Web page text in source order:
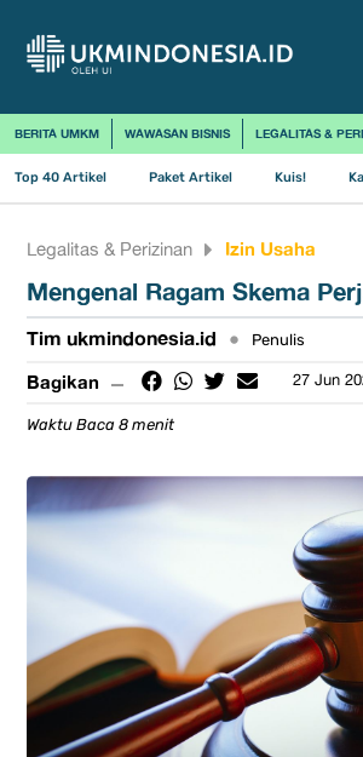
BERITA UMKM WAWASAN BISNIS LEGALITAS &
Top 40 Artikel Paket Artikel Kuis!
Legalitas & Perizinan Izin Usaha
Mengenal Ragam Skema
Tim ukmindonesia.id • Penulis
Bagikan 27 Jun
Waktu Baca 8 menit